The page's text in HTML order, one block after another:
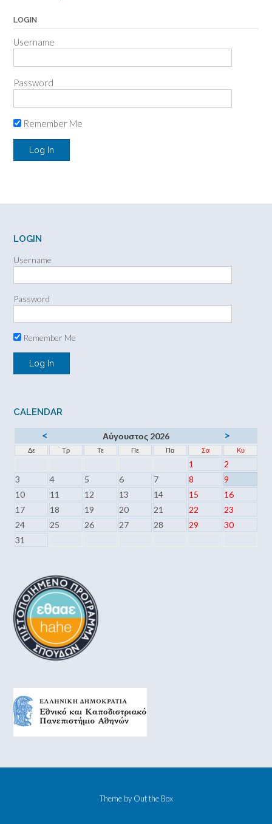
LOGIN
Username
Password
Remember Me
LOGIN
Username
Password
Remember Me
CALENDAR
< Αύγουστος 2026 >
Δε Τρ Τε Πε Πα Σα Κυ
1
2
3
4 5 6 7 8
9
10
11 12 13 14 15
16
17
18 19 20 21 22
23
24
25 26 27 28 29
30
31
Theme by Out the Box